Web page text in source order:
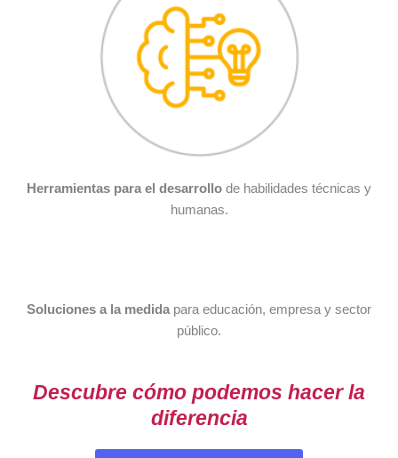
Herramientas para el desarrollo de habilidades técnicas y
humanas.
Soluciones a la medida para educación, empresa y sector
público.
Descubre cómo podemos hacer la
diferencia